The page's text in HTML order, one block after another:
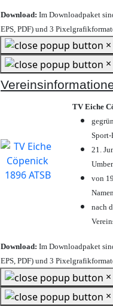
Download: Im Downloadpaket
EPS, PDF) und 3
×
×
TV Eiche
21.
von
nach
Download: Im Downloadpaket
EPS, PDF) und 3
×
×